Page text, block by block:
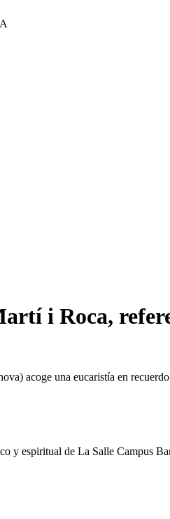
i Roca,
acoge una eucaristía en
y espiritual de La Salle Campus